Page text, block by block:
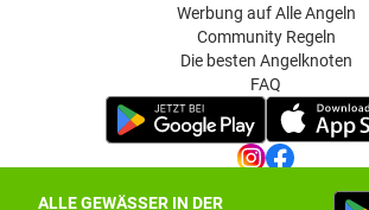
ALLE GEWÄSSER IN DER
Werbung auf Alle Angeln
Community Regeln
Die besten Angelknoten
FAQ